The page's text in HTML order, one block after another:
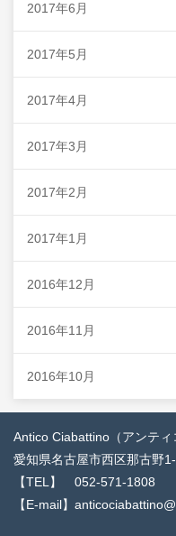
2017年6月
2017年5月
2017年4月
2017年3月
2017年2月
2017年1月
2016年12月
2016年11月
2016年10月
Antico Ciabattino（アンテ
愛知県名古屋市西区那古野
【TEL】 052-571-1808
【E-mail】